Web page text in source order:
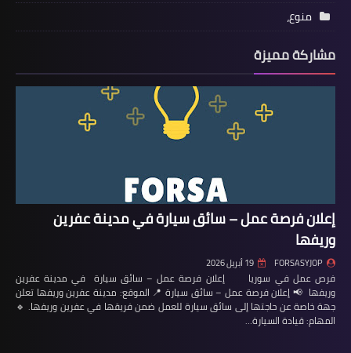
منوع،
مشاركة مميزة
إعلان فرصة عمل – سائق سيارة في مدينة عفرين
وريفها
FORSASYJOP 19 أبريل 2026
فرص عمل في سوريا إعلان فرصة عمل – سائق سيارة في مدينة عفرين
وريفها 📢 إعلان فرصة عمل – سائق سيارة 📍 الموقع: مدينة عفرين وريفها تعلن
جهة خاصة عن حاجتها إلى سائق سيارة للعمل ضمن فريقها في عفرين وريفها. 🔹
المهام: قيادة السيارة…